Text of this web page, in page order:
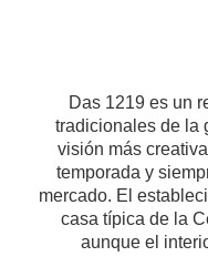
Das 1219 es un
tradicionales de la
visión más
temporada y
mercado. El
casa típica de la
aunque el